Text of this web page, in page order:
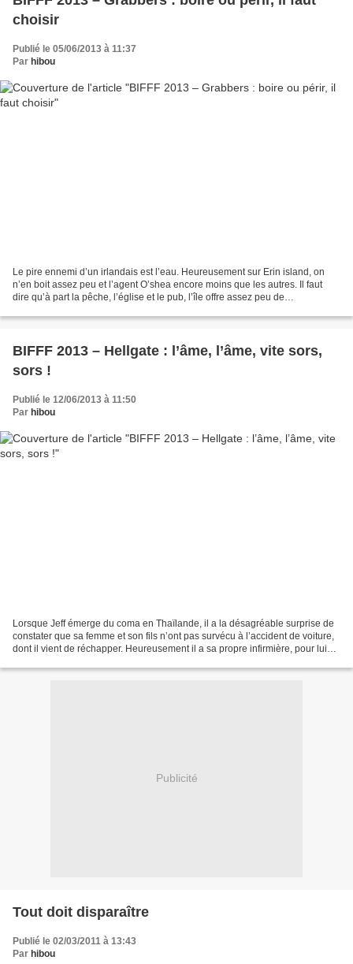
choisir
Publié le 05/06/2013 à 11:37
Par hibou
Le pire ennemi d’un irlandais est l’eau. Heureusement sur Erin island, on
n’en boit assez peu et l’agent O’shea encore moins que les autres. Il faut
dire qu’à part la pêche, l’église et le pub, l’île offre assez peu de
BIFFF 2013 – Hellgate : l’âme, l’âme, vite sors,
sors !
Publié le 12/06/2013 à 11:50
Par hibou
Lorsque Jeff émerge du coma en Thaïlande, il a la désagréable surprise de
constater que sa femme et son fils n’ont pas survécu à l’accident de voiture,
dont il vient de réchapper. Heureusement il a sa propre infirmière, pour lui
Publicité
Tout doit disparaître
Publié le 02/03/2011 à 13:43
Par hibou